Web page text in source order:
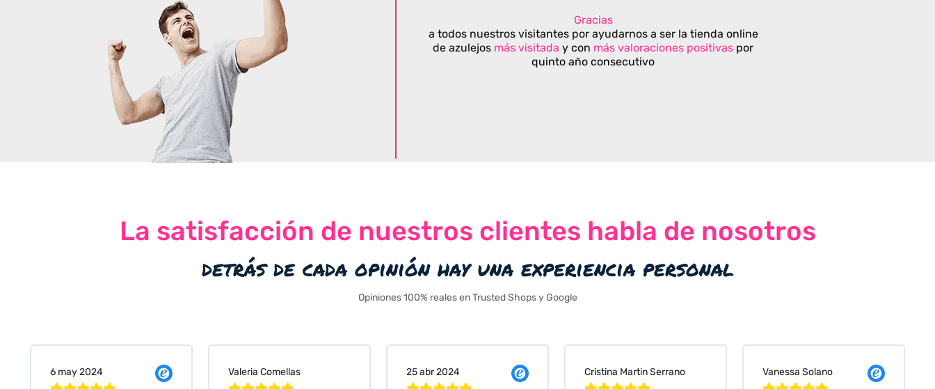
Gracias
a todos nuestros visitantes por ayudarnos a ser la tienda online
de azulejos más visitada y con más valoraciones positivas por
quinto año consecutivo
La satisfacción de nuestros clientes habla de nosotros
detrás de cada opinión hay una experiencia personal
Opiniones 100% reales en Trusted Shops y Google
Valeria Comellas 25 abr 2024 Cristina Martin Serrano Vanessa Solano Judit Bonet Pardell